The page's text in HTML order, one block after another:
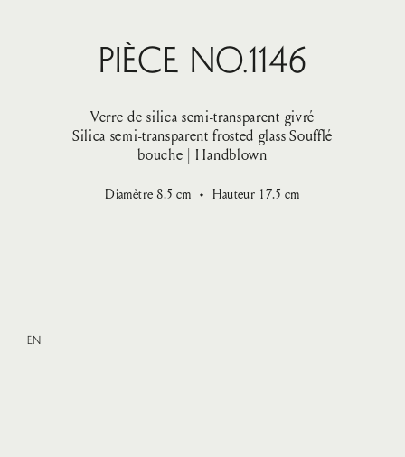
Pièce No.1146
Verre de silica semi-transparent givré
Silica semi-transparent frosted glass Soufflé
bouche | Handblown
Diamètre 8.5 cm Hauteur 17.5 cm
EN